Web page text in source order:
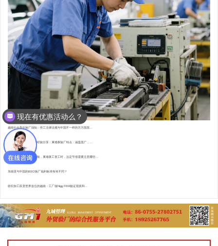
越南社会责任验厂须知：劳工法律法规与中国不一样的方方面面...
东南亚资深验厂顾问的经验分享：柬埔寨验厂特点 : 涵盖面广，...
直赴柬埔寨，为验厂护航，柬埔寨工资工时，法定节假需要注意哪些...
东南亚与中国的BSCI验厂福利标准有何不同？
纺织加工跃居世界首位的越南：工厂做Higg FEM验证现状和...
现在有优惠活动么？